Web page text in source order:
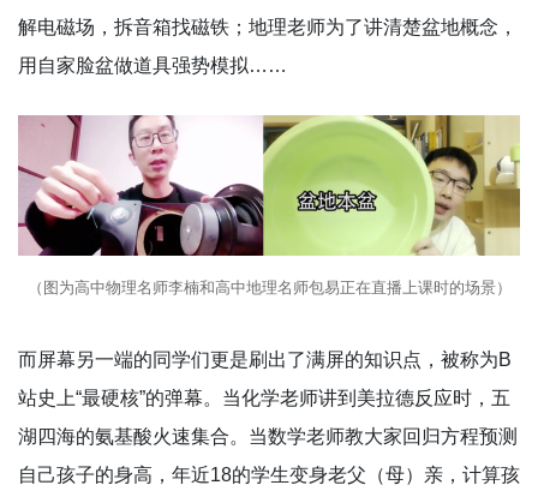
解电磁场，拆音箱找磁铁；地理老师为了讲清楚盆地概念，
用自家脸盆做道具强势模拟……
（图为高中物理名师李楠和高中地理名师包易正在直播上课时的场景）
而屏幕另一端的同学们更是刷出了满屏的知识点，被称为B
站史上“最硬核”的弹幕。当化学老师讲到美拉德反应时，五
湖四海的氨基酸火速集合。当数学老师教大家回归方程预测
自己孩子的身高，年近18的学生变身老父（母）亲，计算孩